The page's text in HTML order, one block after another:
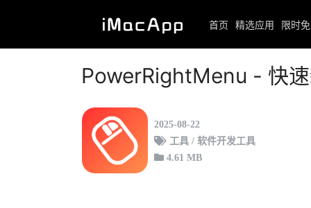
首页 精选应用 限时
PowerRightMenu - 快
2025-08-22
工具 / 软件开发工具
4.61 MB